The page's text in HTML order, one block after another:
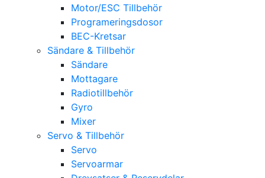
Motor/ESC Tillbehör
Programeringsdosor
BEC-Kretsar
Sändare & Tillbehör
Sändare
Mottagare
Radiotillbehör
Gyro
Mixer
Servo & Tillbehör
Servo
Servoarmar